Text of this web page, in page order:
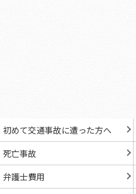
初めて交通事故に遭った方へ
死亡事故
弁護士費用